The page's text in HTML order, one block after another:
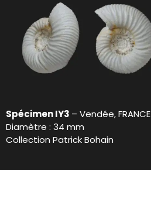
Spécimen IY3 – Vendée, FRANCE
Diamètre : 34 mm
Collection Patrick Bohain